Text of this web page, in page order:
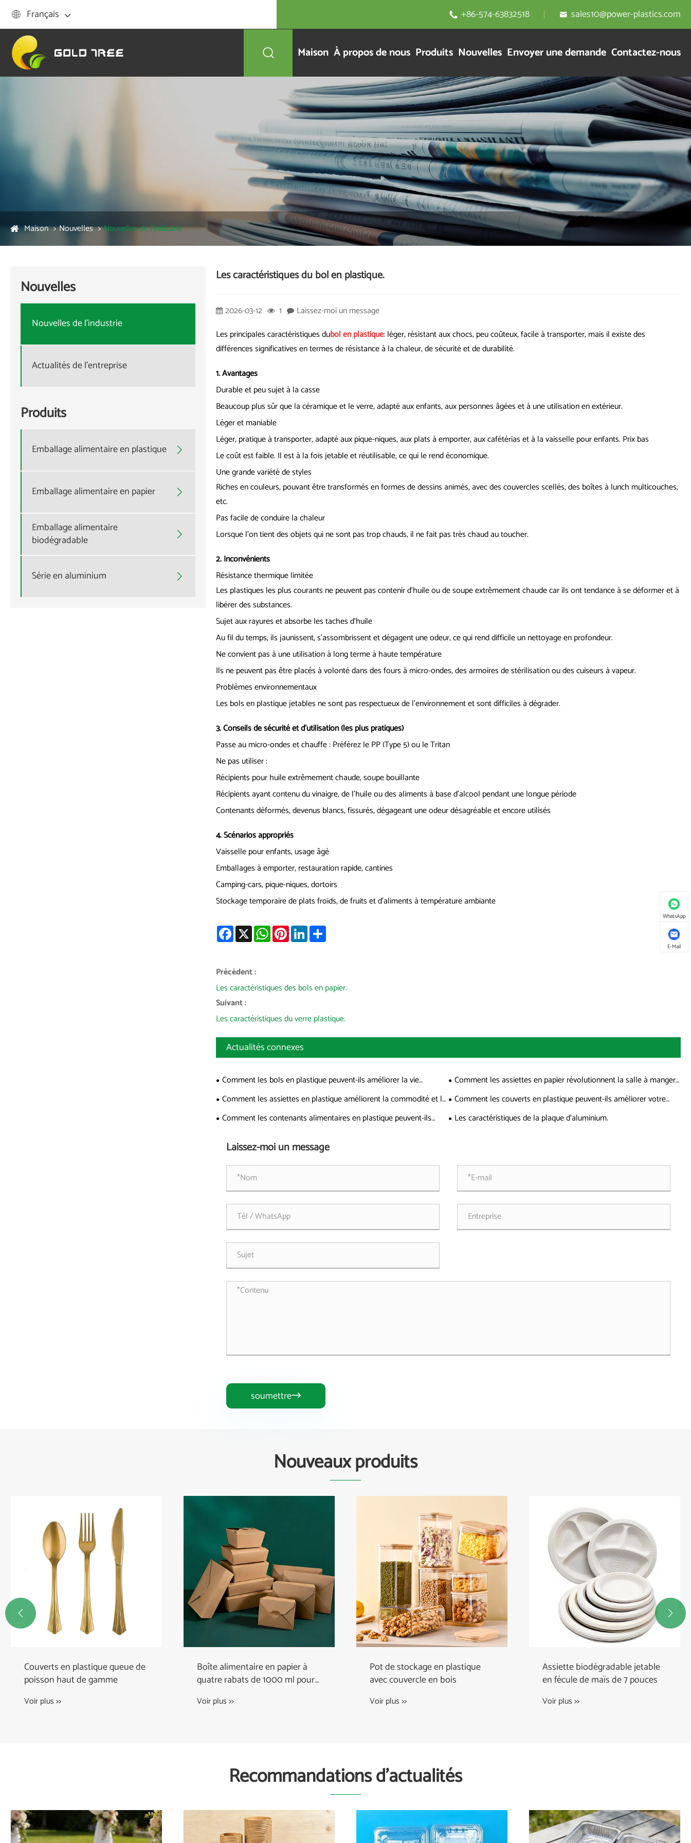
 Français  +86-574-63832518  sales10@power-plastics.com
 Maison À propos de nous Produits Nouvelles Envoyer une demande Contactez-nous
Maison Nouvelles Nouvelles de l'industrie
Nouvelles
Nouvelles de l'industrie
Actualités de l'entreprise
Produits
Emballage alimentaire en plastique 
Emballage alimentaire en papier 
Emballage alimentaire
biodégradable

Série en aluminium 
Les caractéristiques du bol en plastique.
2026-03-12 1
Laissez-moi un message
Les principales caractéristiques dubol en plastique: léger, résistant aux chocs, peu coûteux, facile à transporter, mais il existe des
différences significatives en termes de résistance à la chaleur, de sécurité et de durabilité.
1. Avantages
Durable et peu sujet à la casse
Beaucoup plus sûr que la céramique et le verre, adapté aux enfants, aux personnes âgées et à une utilisation en extérieur.
Léger et maniable
Léger, pratique à transporter, adapté aux pique-niques, aux plats à emporter, aux cafétérias et à la vaisselle pour enfants. Prix ​​bas
Le coût est faible. Il est à la fois jetable et réutilisable, ce qui le rend économique.
Une grande variété de styles
Riches en couleurs, pouvant être transformés en formes de dessins animés, avec des couvercles scellés, des boîtes à lunch multicouches,
etc.
Pas facile de conduire la chaleur
Lorsque l’on tient des objets qui ne sont pas trop chauds, il ne fait pas très chaud au toucher.
2. Inconvénients
Résistance thermique limitée
Les plastiques les plus courants ne peuvent pas contenir d’huile ou de soupe extrêmement chaude car ils ont tendance à se déformer et à
libérer des substances.
Sujet aux rayures et absorbe les taches d'huile
Au fil du temps, ils jaunissent, s’assombrissent et dégagent une odeur, ce qui rend difficile un nettoyage en profondeur.
Ne convient pas à une utilisation à long terme à haute température
Ils ne peuvent pas être placés à volonté dans des fours à micro-ondes, des armoires de stérilisation ou des cuiseurs à vapeur.
Problèmes environnementaux
Les bols en plastique jetables ne sont pas respectueux de l’environnement et sont difficiles à dégrader.
3. Conseils de sécurité et d'utilisation (les plus pratiques)
Passe au micro-ondes et chauffe : Préférez le PP (Type 5) ou le Tritan
Ne pas utiliser :
Récipients pour huile extrêmement chaude, soupe bouillante
Récipients ayant contenu du vinaigre, de l'huile ou des aliments à base d'alcool pendant une longue période
Contenants déformés, devenus blancs, fissurés, dégageant une odeur désagréable et encore utilisés
4. Scénarios appropriés
Vaisselle pour enfants, usage âgé
Emballages à emporter, restauration rapide, cantines
Camping-cars, pique-niques, dortoirs
Stockage temporaire de plats froids, de fruits et d'aliments à température ambiante
Facebook WhatsAppPinterestLinkedIn
Précédent :
Les caractéristiques des bols en papier.
Suivant :
Les caractéristiques du verre plastique.
Actualités connexes
Comment les bols en plastique peuvent-ils améliorer la vie
quotidienne ?
Comment les assiettes en papier révolutionnent la salle à manger
moderne ?
Comment les assiettes en plastique améliorent la commodité et la
durabilité dans les repas modernes
Comment les couverts en plastique peuvent-ils améliorer votre
expérience culinaire ?
Comment les contenants alimentaires en plastique peuvent-ils
Les caractéristiques de la plaque d'aluminium.
Laissez-moi un message
soumettre
Nouveaux produits
Couverts en plastique queue de
poisson haut de gamme
Voir plus >>
Boîte alimentaire en papier à
quatre rabats de 1000 ml pour
Voir plus >>
Pot de stockage en plastique
avec couvercle en bois
Voir plus >>
Assiette biodégradable jetable
en fécule de maïs de 7 pouces
Voir plus >>
 
Recommandations d'actualités
WhatsApp
E-Mail